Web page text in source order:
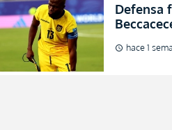
Defensa
al
indicado
schedule hace 1